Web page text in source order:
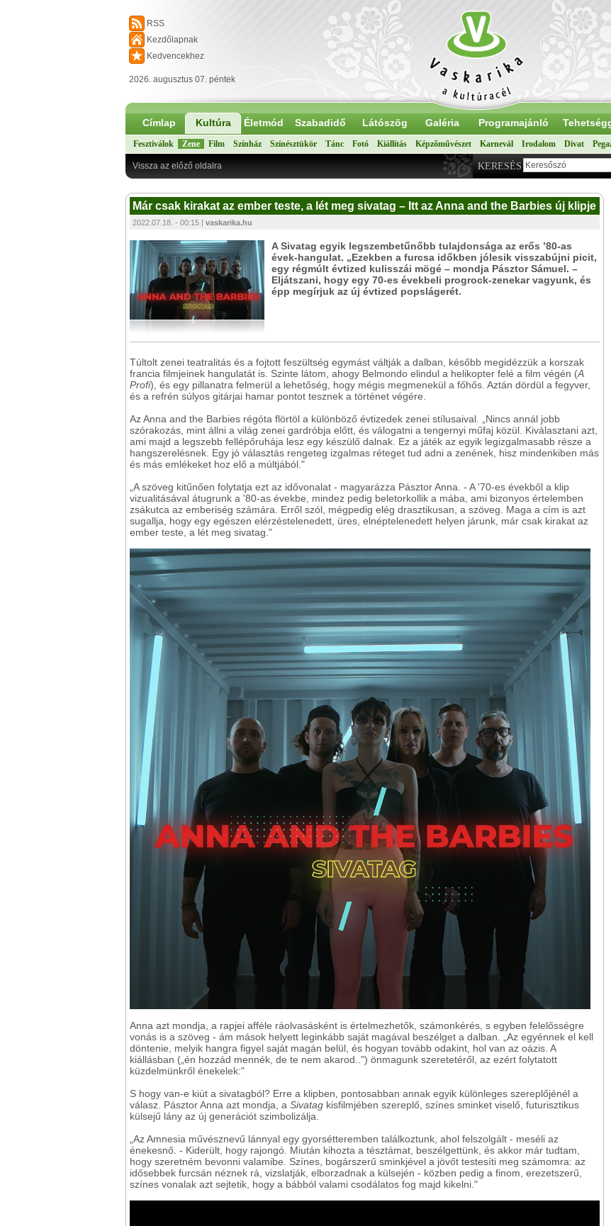
RSS
Kezdőlapnak
Kedvencekhez
2026. augusztus 07. péntek
Címlap Kultúra Életmód Szabadidő Látószög Galéria Programajánló
Fesztiválok Zene Film Színház Színésztükör Tánc Fotó Kiállítás Képzőművészet Karnevál Irodalom Divat
KERESÉS
Vissza az előző oldalra
Már csak kirakat az ember teste, a lét meg sivatag – Itt az Anna and the Barbies új klipje
2022.07.18. - 00:15 | vaskarika.hu
A Sivatag egyik legszembetűnőbb tulajdonsága az erős ’80-as
évek-hangulat. „Ezekben a furcsa időkben jólesik visszabújni picit,
egy régmúlt évtized kulisszái mögé – mondja Pásztor Sámuel. –
Eljátszani, hogy egy 70-es évekbeli progrock-zenekar vagyunk, és
épp megírjuk az új évtized popslágerét.
Túltolt zenei teatralitás és a fojtott feszültség egymást váltják a dalban, később megidézzük a korszak
francia filmjeinek hangulatát is. Szinte látom, ahogy Belmondo elindul a helikopter felé a film végén (A
Profi), és egy pillanatra felmerül a lehetőség, hogy mégis megmenekül a főhős. Aztán dördül a fegyver,
és a refrén súlyos gitárjai hamar pontot tesznek a történet végére.
Az Anna and the Barbies régóta flörtöl a különböző évtizedek zenei stílusaival. „Nincs annál jobb
szórakozás, mint állni a világ zenei gardróbja előtt, és válogatni a tengernyi műfaj közül. Kiválasztani azt,
ami majd a legszebb fellépőruhája lesz egy készülő dalnak. Ez a játék az egyik legizgalmasabb része a
hangszerelésnek. Egy jó választás rengeteg izgalmas réteget tud adni a zenének, hisz mindenkiben más
és más emlékeket hoz elő a múltjából."
„A szöveg kitűnően folytatja ezt az idővonalat - magyarázza Pásztor Anna. - A '70-es évekből a klip
vizualitásával átugrunk a '80-as évekbe, mindez pedig beletorkollik a mába, ami bizonyos értelemben
zsákutca az emberiség számára. Erről szól, mégpedig elég drasztikusan, a szöveg. Maga a cím is azt
sugallja, hogy egy egészen elérzéstelenedett, üres, elnéptelenedett helyen járunk, már csak kirakat az
ember teste, a lét meg sivatag."
Anna azt mondja, a rapjei afféle ráolvasásként is értelmezhetők, számonkérés, s egyben felelősségre
vonás is a szöveg - ám mások helyett leginkább saját magával beszélget a dalban. „Az egyénnek el kell
döntenie, melyik hangra figyel saját magán belül, és hogyan tovább odakint, hol van az oázis. A
kiállásban („én hozzád mennék, de te nem akarod..") önmagunk szeretetéről, az ezért folytatott
küzdelmünkről énekelek:"
S hogy van-e kiút a sivatagból? Erre a klipben, pontosabban annak egyik különleges szereplőjénél a
válasz. Pásztor Anna azt mondja, a Sivatag kisfilmjében szereplő, színes sminket viselő, futurisztikus
külsejű lány az új generációt szimbolizálja.
„Az Amnesia művésznevű lánnyal egy gyorsétteremben találkoztunk, ahol felszolgált - meséli az
énekesnő. - Kiderült, hogy rajongó. Miután kihozta a tésztámat, beszélgettünk, és akkor már tudtam,
hogy szeretném bevonni valamibe. Színes, bogárszerű sminkjével a jövőt testesíti meg számomra: az
idősebbek furcsán néznek rá, vizslatják, elborzadnak a külsején - közben pedig a finom, erezetszerű,
színes vonalak azt sejtetik, hogy a bábból valami csodálatos fog majd kikelni."